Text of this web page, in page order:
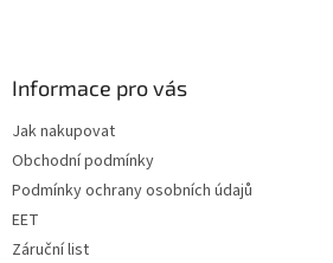
Informace pro vás
Jak nakupovat
Obchodní podmínky
Podmínky ochrany osobních údajů
EET
Záruční list